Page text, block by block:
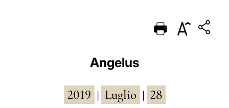
PORTUGUÊS
Angelus
2019 Luglio 28